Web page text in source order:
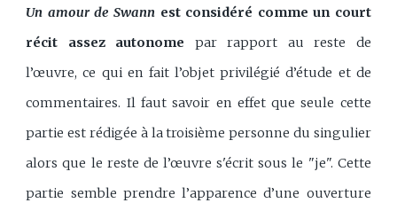
Un amour de Swannest considéré comme un court
récit assez autonome par rapport au reste de
l’œuvre, ce qui en fait l’objet privilégié d’étude et de
commentaires. Il faut savoir en effet que seule cette
partie est rédigée à la troisième personne du singulier
alors que le reste de l’œuvre s'écrit sous le "je". Cette
partie semble prendre l’apparence d’une ouverture